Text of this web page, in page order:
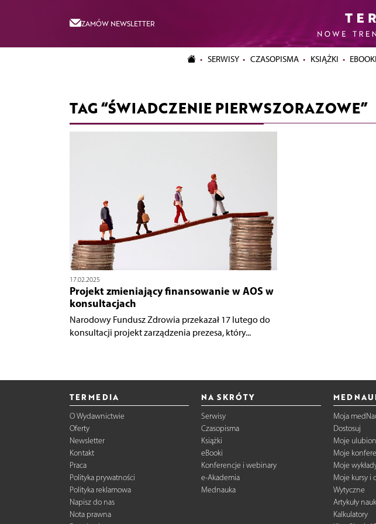
ZAMÓW NEWSLETTER
SERWISY CZASOPISMA KSIĄŻKI EBOOKI
TAG “ŚWIADCZENIE PIERWSZORAZOWE”
17.02.2025
Projekt zmieniający finansowanie w AOS w
konsultacjach
Narodowy Fundusz Zdrowia przekazał 17 lutego do
konsultacji projekt zarządzenia prezesa, który...
TERMEDIA
O Wydawnictwie
Oferty
Newsletter
Kontakt
Praca
Polityka prywatności
Polityka reklamowa
Napisz do nas
Nota prawna
NA SKRÓTY
Serwisy
Czasopisma
Książki
eBooki
Konferencje i webinary
e-Akademia
Mednauka
Moja
Dostosuj
Moje
Moje
Moje
Moje kursy i
Wytyczne
Artykuły
Kalkulatory